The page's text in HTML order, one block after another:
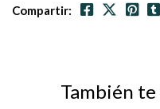
Compartir:
También